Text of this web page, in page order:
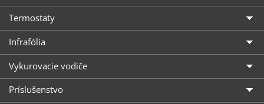
Termostaty
Infrafólia
Vykurovacie vodiče
Príslušenstvo